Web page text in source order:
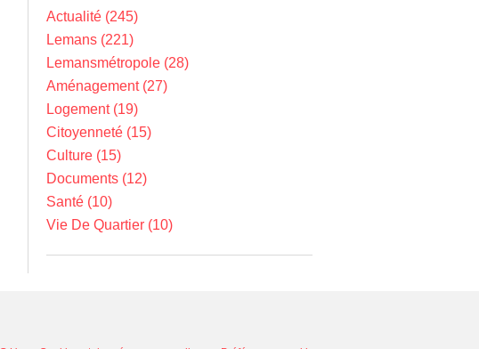
Actualité (245)
Lemans (221)
Lemansmétropole (28)
Aménagement(27)
Logement(19)
Citoyenneté (15)
Culture (15)
Documents (12)
Santé (10)
Vie De Quartier (10)